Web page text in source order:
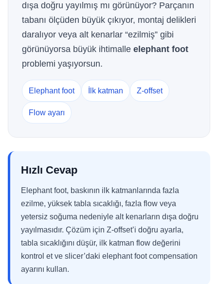
dışa doğru yayılmış mı görünüyor? Parçanın
tabanı ölçüden büyük çıkıyor, montaj delikleri
daralıyor veya alt kenarlar “ezilmiş” gibi
görünüyorsa büyük ihtimalle elephant foot
problemi yaşıyorsun.
Elephant foot İlk katman Z-offset
Flow ayarı
Hızlı Cevap
Elephant foot, baskının ilk katmanlarında fazla
ezilme, yüksek tabla sıcaklığı, fazla flow veya
yetersiz soğuma nedeniyle alt kenarların dışa doğru
yayılmasıdır. Çözüm için Z-offset’i doğru ayarla,
tabla sıcaklığını düşür, ilk katman flow değerini
kontrol et ve slicer’daki elephant foot compensation
ayarını kullan.